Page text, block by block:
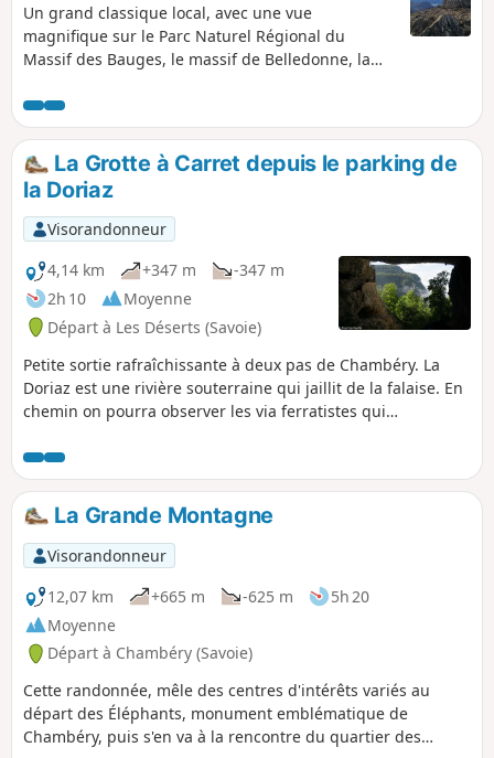
Un grand classique local, avec une vue
magnifique sur le Parc Naturel Régional du
Massif des Bauges, le massif de Belledonne, la
chaudes, le parcours est à 90% ombragé. Peu
propice aux périodes humides, en revanche.
La Grotte à Carret depuis le parking de
la Doriaz
Visorandonneur
4,14 km
+347 m
-347 m
2h 10
Moyenne
Départ à Les Déserts (Savoie)
Petite sortie rafraîchissante à deux pas de Chambéry. La
Doriaz est une rivière souterraine qui jaillit de la falaise. En
chemin on pourra observer les via ferratistes qui
La Grande Montagne
Visorandonneur
12,07 km
+665 m -625 m
5h 20
Moyenne
Départ à Chambéry (Savoie)
Cette randonnée, mêle des centres d'intérêts variés au
départ des Éléphants, monument emblématique de
Chambéry, puis s'en va à la rencontre du quartier des